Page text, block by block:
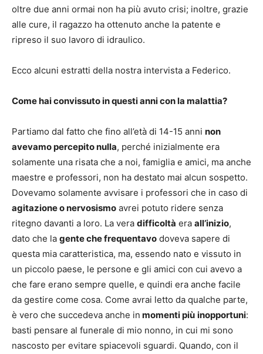
oltre due anni ormai non ha più avuto crisi; inoltre, grazie
alle cure, il ragazzo ha ottenuto anche la patente e
ripreso il suo lavoro di idraulico.
Ecco alcuni estratti della nostra intervista a Federico.
Come hai convissuto in questi anni con la malattia?
Partiamo dal fatto che fino all’età di 14-15 anni non
avevamo percepito nulla, perché inizialmente era
solamente una risata che a noi, famiglia e amici, ma anche
maestre e professori, non ha destato mai alcun sospetto.
Dovevamo solamente avvisare i professori che in caso di
agitazione o nervosismo avrei potuto ridere senza
ritegno davanti a loro. La vera difficoltà era all’inizio,
dato che la gente che frequentavo doveva sapere di
questa mia caratteristica, ma, essendo nato e vissuto in
un piccolo paese, le persone e gli amici con cui avevo a
che fare erano sempre quelle, e quindi era anche facile
da gestire come cosa. Come avrai letto da qualche parte,
è vero che succedeva anche in momenti più inopportuni:
basti pensare al funerale di mio nonno, in cui mi sono
nascosto per evitare spiacevoli sguardi. Quando, con il